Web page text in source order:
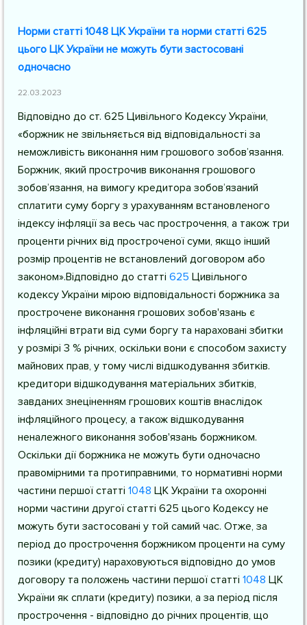
Норми статті 1048 ЦК України та норми статті 625
цього ЦК України не можуть бути застосовані
одночасно
22.03.2023
Відповідно до ст. 625 Цивільного Кодексу України,
«боржник не звільняється від відповідальності за
неможливість виконання ним грошового зобов’язання.
Боржник, який прострочив виконання грошового
зобов’язання, на вимогу кредитора зобов’язаний
сплатити суму боргу з урахуванням встановленого
індексу інфляції за весь час прострочення, а також три
проценти річних від простроченої суми, якщо інший
розмір процентів не встановлений договором або
законом».Відповідно до статті 625 Цивільного
кодексу України мірою відповідальності боржника за
прострочене виконання грошових зобов'язань є
інфляційні втрати від суми боргу та нараховані збитки
у розмірі 3 % річних, оскільки вони є способом захисту
майнових прав, у тому числі відшкодування збитків.
кредитори відшкодування матеріальних збитків,
завданих знеціненням грошових коштів внаслідок
інфляційного процесу, а також відшкодування
неналежного виконання зобов'язань боржником.
Оскільки дії боржника не можуть бути одночасно
правомірними та протиправними, то нормативні норми
частини першої статті 1048 ЦК України та охоронні
норми частини другої статті 625 цього Кодексу не
можуть бути застосовані у той самий час. Отже, за
період до прострочення боржником проценти на суму
позики (кредиту) нараховуються відповідно до умов
договору та положень частини першої статті 1048 ЦК
України як сплати (кредиту) позики, а за період після
прострочення - відповідно до річних процентів, що